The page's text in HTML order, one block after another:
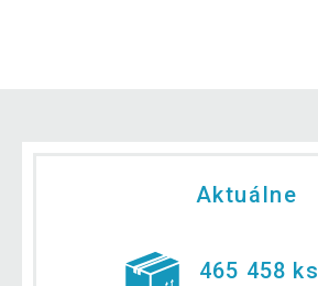
Aktuálne
465 458 ks